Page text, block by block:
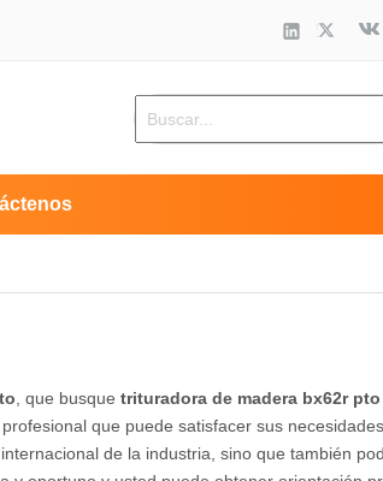
, que busque trituradora de madera bx62r pto
que puede satisfacer sus
de la industria, sino que también